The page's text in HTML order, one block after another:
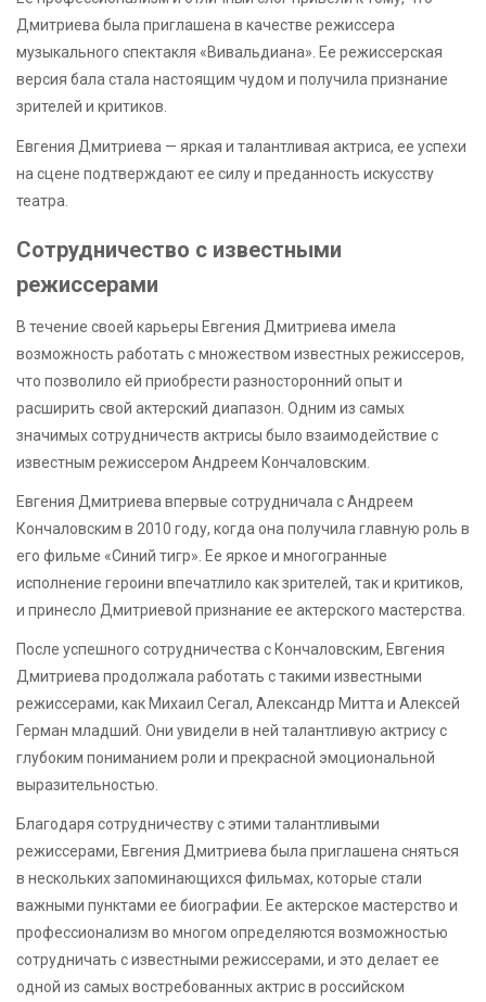
Дмитриева была приглашена в качестве режиссера
музыкального спектакля «Вивальдиана». Ее режиссерская
версия бала стала настоящим чудом и получила признание
зрителей и критиков.
Евгения Дмитриева — яркая и талантливая актриса, ее успехи
на сцене подтверждают ее силу и преданность искусству
театра.
Сотрудничество с известными
режиссерами
В течение своей карьеры Евгения Дмитриева имела
возможность работать с множеством известных режиссеров,
что позволило ей приобрести разносторонний опыт и
расширить свой актерский диапазон. Одним из самых
значимых сотрудничеств актрисы было взаимодействие с
известным режиссером Андреем Кончаловским.
Евгения Дмитриева впервые сотрудничала с Андреем
Кончаловским в 2010 году, когда она получила главную роль в
его фильме «Синий тигр». Ее яркое и многогранные
исполнение героини впечатлило как зрителей, так и критиков,
и принесло Дмитриевой признание ее актерского мастерства.
После успешного сотрудничества с Кончаловским, Евгения
Дмитриева продолжала работать с такими известными
режиссерами, как Михаил Сегал, Александр Митта и Алексей
Герман младший. Они увидели в ней талантливую актрису с
глубоким пониманием роли и прекрасной эмоциональной
выразительностью.
Благодаря сотрудничеству с этими талантливыми
режиссерами, Евгения Дмитриева была приглашена сняться
в нескольких запоминающихся фильмах, которые стали
важными пунктами ее биографии. Ее актерское мастерство и
профессионализм во многом определяются возможностью
сотрудничать с известными режиссерами, и это делает ее
одной из самых востребованных актрис в российском